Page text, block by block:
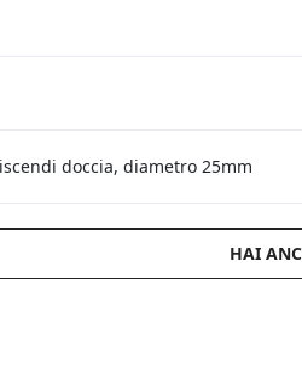
doccia, diametro 25mm
HAI